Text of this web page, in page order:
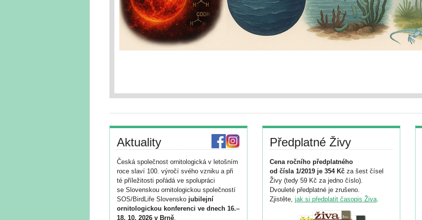
Aktuality
Česká společnost ornitologická v letošním
roce slaví 100. výročí svého vzniku a při
té příležitosti pořádá ve spolupráci
se Slovenskou ornitologickou společností
SOS/BirdLife Slovensko jubilejní
ornitologickou konferenci ve dnech 16.–
18. 10. 2026 v Brně.
Předplatné Živy
Cena ročního předplatného
od čísla 1/2019 je 354 Kč za šest čísel
Živy (tedy 59 Kč za jedno číslo).
Dvouleté předplatné je zrušeno.
Zjistěte, jak si předplatit časopis Živa.